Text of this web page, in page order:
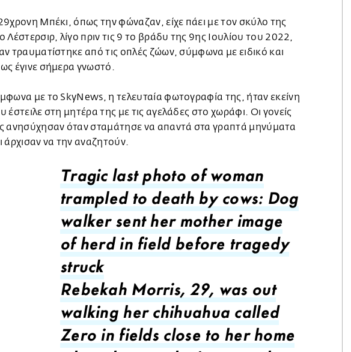
Μπέκι, όπως την φώναζαν, είχε πάει με τον σκύλο της
Λέστερσιρ, λίγο πριν τις 9 το βράδυ της 9ης Ιουλίου του 2022,
τραυματίστηκε από τις οπλές ζώων, σύμφωνα με ειδικό και
έγινε σήμερα γνωστό.
με το SkyNews, η τελευταία φωτογραφία της, ήταν εκείνη
έστειλε στη μητέρα της με τις αγελάδες στο χωράφι. Οι γονείς
ανησύχησαν όταν σταμάτησε να απαντά στα γραπτά μηνύματα
άρχισαν να την αναζητούν.
Tragic last photo of woman
trampled to death by cows: Dog
walker sent her mother image
of herd in field before tragedy
struck
Rebekah Morris, 29, was out
walking her chihuahua called
Zero in fields close to her home